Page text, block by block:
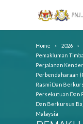
Home
2026
Pemakluman
Perjalanan
Perbendaharaan
Rasmi Dan
Persekutuan Dan
Dan Berkursus
Malaysia